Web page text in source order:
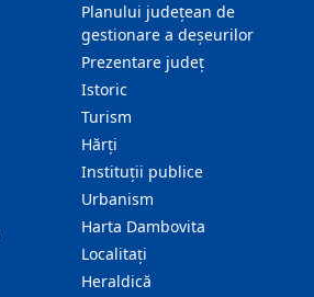
Planului județean de
gestionare a deșeurilor
Prezentare judeţ
Istoric
Turism
Hărţi
Instituţii publice
Urbanism
Harta Dambovita
Localitaţi
Heraldică